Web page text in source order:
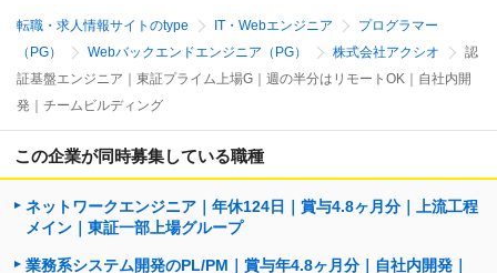
転職・求人情報サイトのtype IT・Webエンジニア
プログラマー
（PG）
Webバックエンドエンジニア（PG） 株式会社アクシオ
認
証基盤エンジニア｜東証プライム上場G｜週の半分はリモートOK｜自社内開
発｜チームビルディング
この企業が同時募集している職種
ネットワークエンジニア｜年休124日｜賞与4.8ヶ月分｜上流工程
メイン｜東証一部上場グループ
業務系システム開発のPL/PM｜賞与年4.8ヶ月分｜自社内開発｜